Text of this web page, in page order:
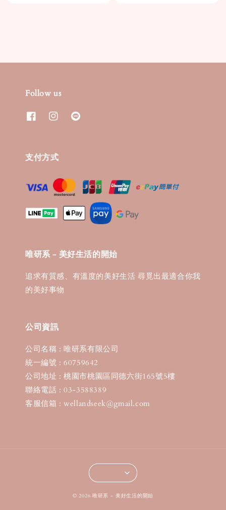
Follow us
支付方式
唯研系 - 美好生活的開始
追求有質感、有溫度的美好生活 尋覓出最適合你我
的美好事物
公司資訊
公司名稱 : 唯研系有限公司
統一編號 : 60759642
公司地址 : 桃園市桃園區同德六街165號5樓
聯絡電話 : 03-3588389
客服信箱 : wellandseek@gmail.com
© 2026 唯研系 – 美好生活的開始